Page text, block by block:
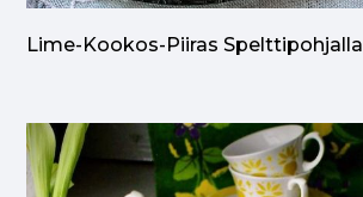
Lime-Kookos-Piiras Spelttipohjalla